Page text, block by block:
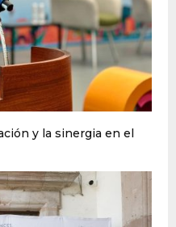
y la sinergia en el